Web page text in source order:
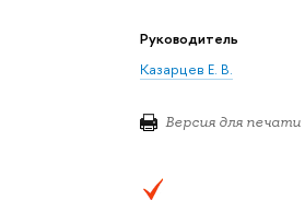
Руководитель
Казарцев Е. В.
Версия для печати